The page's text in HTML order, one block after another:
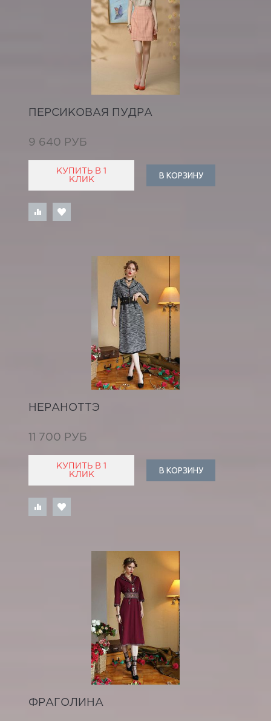
ПЕРСИКОВАЯ ПУДРА
9 640 РУБ
КУПИТЬ В 1
КЛИК
В КОРЗИНУ
НЕРАНОТТЭ
11 700 РУБ
КУПИТЬ В 1
КЛИК
В КОРЗИНУ
ФРАГОЛИНА